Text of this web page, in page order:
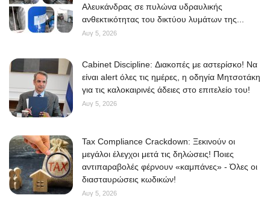
Αλευκάνδρας σε πυλώνα υδραυλικής
ανθεκτικότητας του δικτύου λυμάτων της...
Αυγ 5, 2026
Cabinet Discipline: Διακοπές με αστερίσκο! Να
είναι alert όλες τις ημέρες, η οδηγία Μητσοτάκη
για τις καλοκαιρινές άδειες στο επιτελείο του!
Αυγ 5, 2026
Tax Compliance Crackdown: Ξεκινούν οι
μεγάλοι έλεγχοι μετά τις δηλώσεις! Ποιες
αντιπαραβολές φέρνουν «καμπάνες» - Όλες οι
διασταυρώσεις κωδικών!
Αυγ 5, 2026